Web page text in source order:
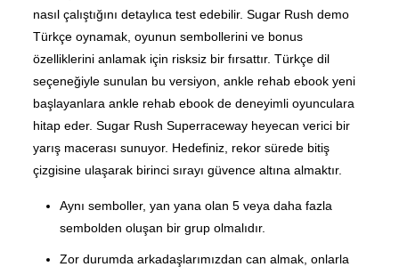
nasıl çalıştığını detaylıca test edebilir. Sugar Rush demo
Türkçe oynamak, oyunun sembollerini ve bonus
özelliklerini anlamak için risksiz bir fırsattır. Türkçe dil
seçeneğiyle sunulan bu versiyon, ankle rehab ebook yeni
başlayanlara ankle rehab ebook de deneyimli oyunculara
hitap eder. Sugar Rush Superraceway heyecan verici bir
yarış macerası sunuyor. Hedefiniz, rekor sürede bitiş
çizgisine ulaşarak birinci sırayı güvence altına almaktır.
Aynı semboller, yan yana olan 5 veya daha fazla
sembolden oluşan bir grup olmalıdır.
Zor durumda arkadaşlarımızdan can almak, onlarla